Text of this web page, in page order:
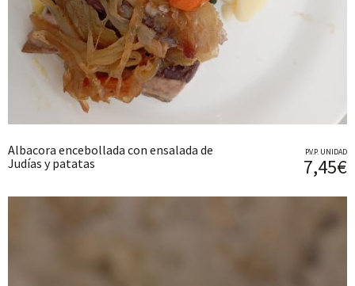
Albacora encebollada con ensalada de
Judías y patatas
P.V.P. UNIDAD
7,45€